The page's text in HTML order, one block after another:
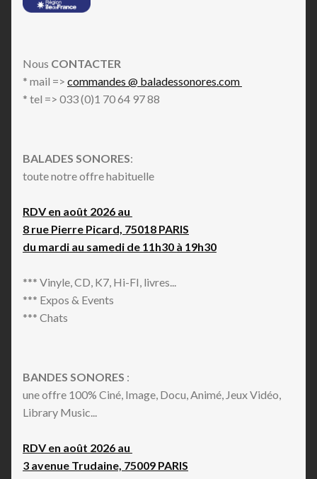
Nous CONTACTER
* mail => commandes @ baladessonores.com
* tel => 033 (0)1 70 64 97 88
BALADES SONORES:
toute notre offre habituelle
RDV en août 2026 au
8 rue Pierre Picard, 75018 PARIS
du mardi au samedi de 11h30 à 19h30
*** Vinyle, CD, K7, Hi-FI, livres...
*** Expos & Events
*** Chats
BANDES SONORES :
une offre 100% Ciné, Image, Docu, Animé, Jeux Vidéo,
Library Music...
RDV en août 2026 au
3 avenue Trudaine, 75009 PARIS